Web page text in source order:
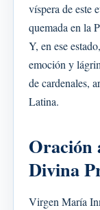
víspera de este
quemada en la
Y, en ese
emoción y
de cardenales,
Latina.
Oración
Divina
Virgen María